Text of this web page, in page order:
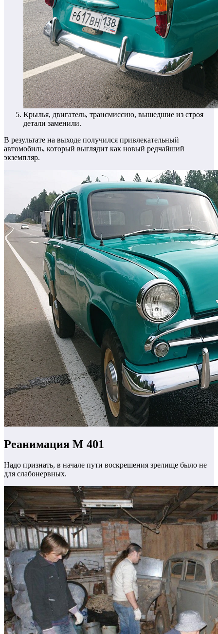
Крылья, двигатель, трансмиссию, вышедшие из строя
детали заменили.
В результате на выходе получился привлекательный
автомобиль, который выглядит как новый редчайший
экземпляр.
Реанимация М 401
Надо признать, в начале пути воскрешения зрелище было не
для слабонервных.